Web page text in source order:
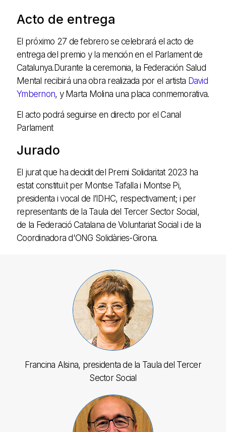
Acto de entrega
El próximo 27 de febrero se celebrará el acto de
entrega del premio y la mención en el Parlament de
Catalunya.Durante la ceremonia, la Federación Salud
Mental recibirá una obra realizada por el artista David
Ymbernon, y Marta Molina una placa conmemorativa.
El acto podrá seguirse en directo por el Canal
Parlament
Jurado
El jurat que ha decidit del Premi Solidaritat 2023 ha
estat constituït per Montse Tafalla i Montse Pi,
presidenta i vocal de l’IDHC, respectivament; i per
representants de la Taula del Tercer Sector Social,
de la Federació Catalana de Voluntariat Social i de la
Coordinadora d'ONG Solidàries-Girona.
Francina Alsina, presidenta de la Taula del Tercer
Sector Social